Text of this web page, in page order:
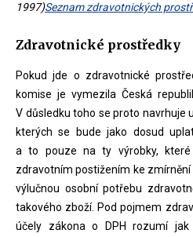
1997)Seznam zdravotnických
Zdravotnické prostředky
Pokud jde o zdravotnické
komise je vymezila Česká
V důsledku toho se proto navrhuje
kterých se bude jako dosud
a to pouze na ty výrobky,
zdravotním postižením ke
výlučnou osobní potřebu
takového zboží. Pod pojmem
účely zákona o DPH rozumí jak